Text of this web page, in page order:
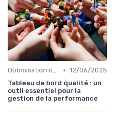
Optimisation des processus • 12/06/2025
Tableau de bord qualité : un
outil essentiel pour la
gestion de la performance